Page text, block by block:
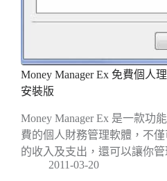
Money Manager Ex 免費個人
安裝版
Money Manager Ex 是一款功
費的個人財務管理軟體，不
的收入及支出，還可以讓你
2011-03-20